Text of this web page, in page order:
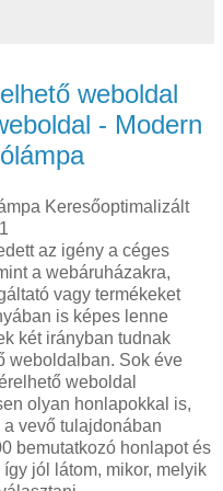
weboldal
- Modern
Keresőoptimalizált
az igény a céges
a webáruházakra,
vagy termékeket
is képes lenne
két irányban tudnak
weboldalban. Sok éve
weboldal
olyan honlapokkal is,
vevő tulajdonában
bemutatkozó honlapot és
jól látom, mikor, melyik